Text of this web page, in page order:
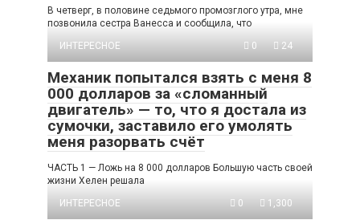
В четверг, в половине седьмого промозглого утра, мне
позвонила сестра Ванесса и сообщила, что
ИНТЕРЕСНОЕ
0 24
Механик попытался взять с меня 8
000 долларов за «сломанный
двигатель» — то, что я достала из
сумочки, заставило его умолять
меня разорвать счёт
ЧАСТЬ 1 — Ложь на 8 000 долларов Большую часть своей
жизни Хелен решала
ИНТЕРЕСНОЕ
0 1,300